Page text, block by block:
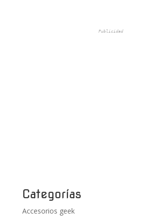
Publicidad
Categorías
Accesorios geek